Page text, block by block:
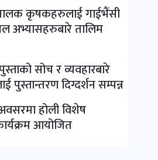
कृषकहरुलाई गाईभैंसी
अभ्यासहरुबारे तालिम
सोच र व्यवहारबारे
पुस्तान्तरण दिग्दर्शन सम्पन्न
होली विशेष
आयोजित